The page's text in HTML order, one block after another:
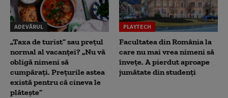
ADEVĂRUL
„Taxa de turist” sau prețul
normal al vacanței? „Nu vă
obligă nimeni să
cumpărați. Prețurile astea
există pentru că cineva le
plătește”
PLAYTECH
Facultatea din România la
care nu mai vrea nimeni să
înveţe. A pierdut aproape
jumătate din studenţi